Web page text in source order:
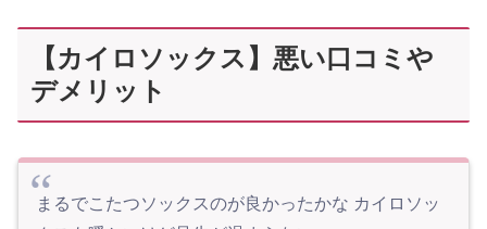
【カイロソックス】悪い口コミや
デメリット
まるでこたつソックスのが良かったかな カイロソッ